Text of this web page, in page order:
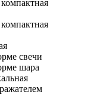
свечи
шара